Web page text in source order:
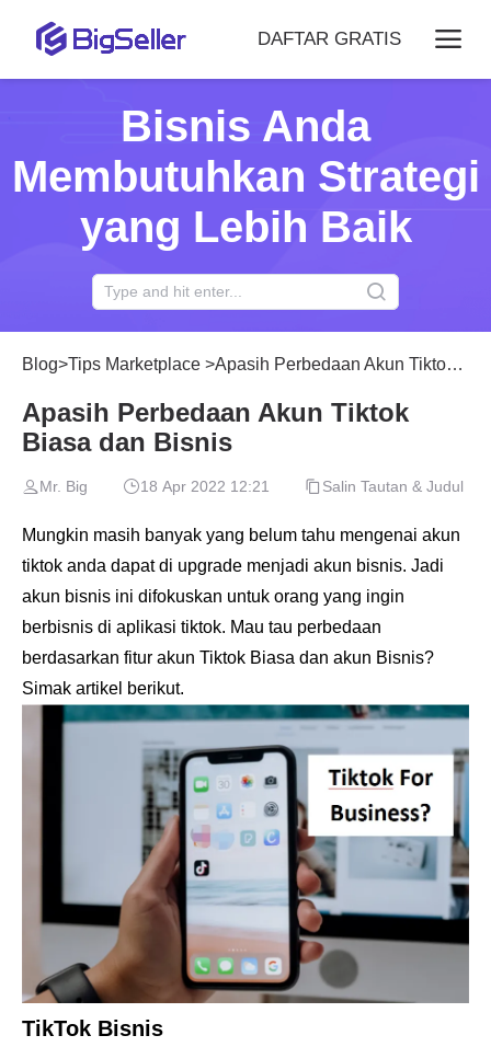
DAFTAR GRATIS
Bisnis Anda
Membutuhkan Strategi
yang Lebih Baik
Blog>Tips Marketplace >Apasih Perbedaan Akun Tiktok Biasa dan Bisnis
Apasih Perbedaan Akun Tiktok
Biasa dan Bisnis
Mr. Big 18 Apr 2022 12:21 Salin Tautan & Judul